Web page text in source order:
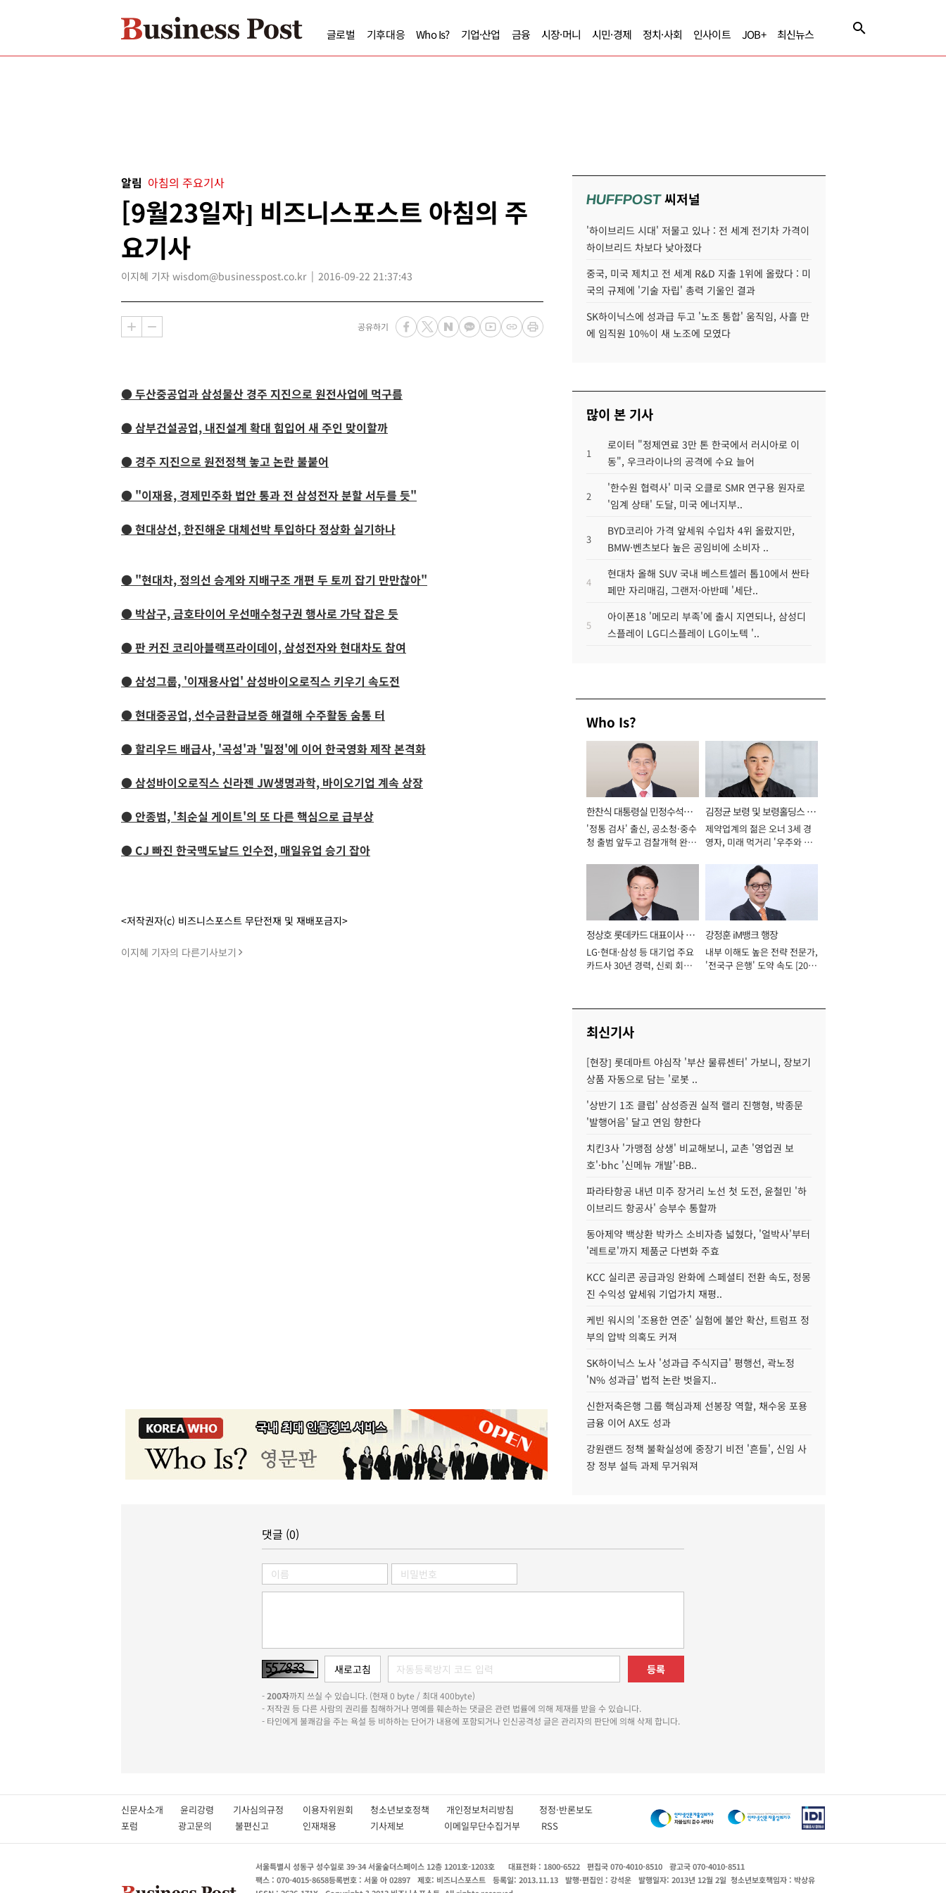
글로벌 기후대응 Who Is? 기업·산업 금융 시장·머니 시민·경제 정치·사회 인사이트 JOB+ 최신뉴스
알림 아침의 주요기사
[9월23일자] 비즈니스포스트 아침의 주
요기사
이지혜 기자 wisdom@businesspost.co.kr 2016-09-22 21:37:43
공유하기
● 두산중공업과 삼성물산 경주 지진으로 원전사업에 먹구름
● 삼부건설공업, 내진설계 확대 힘입어 새 주인 맞이할까
● 경주 지진으로 원전정책 놓고 논란 불붙어
● "이재용, 경제민주화 법안 통과 전 삼성전자 분할 서두를 듯"
● 현대상선, 한진해운 대체선박 투입하다 정상화 실기하나
● "현대차, 정의선 승계와 지배구조 개편 두 토끼 잡기 만만찮아"
● 박삼구, 금호타이어 우선매수청구권 행사로 가닥 잡은 듯
● 판 커진 코리아블랙프라이데이, 삼성전자와 현대차도 참여
● 삼성그룹, '이재용사업' 삼성바이오로직스 키우기 속도전
● 현대중공업, 선수금환급보증 해결해 수주활동 숨통 터
● 할리우드 배급사, '곡성'과 '밀정'에 이어 한국영화 제작 본격화
● 삼성바이오로직스 신라젠 JW생명과학, 바이오기업 계속 상장
● 안종범, '최순실 게이트'의 또 다른 핵심으로 급부상
● CJ 빠진 한국맥도날드 인수전, 매일유업 승기 잡아
<저작권자(c) 비즈니스포스트 무단전재 및 재배포금지>
이지혜 기자의 다른기사보기
HUFFPOST씨저널
'하이브리드 시대' 저물고 있나 : 전 세계 전기차 가격이
하이브리드 차보다 낮아졌다
중국, 미국 제치고 전 세계 R&D 지출 1위에 올랐다 : 미
국의 규제에 '기술 자립' 총력 기울인 결과
SK하이닉스에 성과급 두고 '노조 통합' 움직임, 사흘 만
에 임직원 10%이 새 노조에 모였다
많이 본 기사
1
로이터 "정제연료 3만 톤 한국에서 러시아로 이
동", 우크라이나의 공격에 수요 늘어
2
'한수원 협력사' 미국 오클로 SMR 연구용 원자로
'임계 상태' 도달, 미국 에너지부..
3
BYD코리아 가격 앞세워 수입차 4위 올랐지만,
BMW·벤츠보다 높은 공임비에 소비자 ..
4
현대차 올해 SUV 국내 베스트셀러 톱10에서 싼타
페만 자리매김, 그랜저·아반떼 '세단..
5
아이폰18 '메모리 부족'에 출시 지연되나, 삼성디
스플레이 LG디스플레이 LG이노텍 '..
Who Is?
한찬식 대통령실 민정수석비
서관
'정통 검사' 출신, 공소청·중수
청 출범 앞두고 검찰개혁 완수
김정균 보령 및 보령홀딩스 대
표이사 사장
제약업계의 젊은 오너 3세 경
영자, 미래 먹거리 '우주와 헬
정상호 롯데카드 대표이사 사
장
LG·현대·삼성 등 대기업 주요
카드사 30년 경력, 신뢰 회복
강정훈 iM뱅크 행장
내부 이해도 높은 전략 전문가,
'전국구 은행' 도약 속도 [2026
최신기사
[현장] 롯데마트 야심작 '부산 물류센터' 가보니, 장보기
상품 자동으로 담는 '로봇 ..
'상반기 1조 클럽' 삼성증권 실적 랠리 진행형, 박종문
'발행어음' 달고 연임 향한다
치킨3사 '가맹점 상생' 비교해보니, 교촌 '영업권 보
호'·bhc '신메뉴 개발'·BB..
파라타항공 내년 미주 장거리 노선 첫 도전, 윤철민 '하
이브리드 항공사' 승부수 통할까
동아제약 백상환 박카스 소비자층 넓혔다, '얼박사'부터
'레트로'까지 제품군 다변화 주효
KCC 실리콘 공급과잉 완화에 스페셜티 전환 속도, 정몽
진 수익성 앞세워 기업가치 재평..
케빈 워시의 '조용한 연준' 실험에 불안 확산, 트럼프 정
부의 압박 의혹도 커져
SK하이닉스 노사 '성과급 주식지급' 평행선, 곽노정
'N% 성과급' 법적 논란 벗을지..
신한저축은행 그룹 핵심과제 선봉장 역할, 채수웅 포용
금융 이어 AX도 성과
강원랜드 정책 불확실성에 중장기 비전 '흔들', 신임 사
장 정부 설득 과제 무거워져
댓글 (0)
등록
-200자까지 쓰실 수 있습니다. (현재 0 byte / 최대 400byte)
- 저작권 등 다른 사람의 권리를 침해하거나 명예를 훼손하는 댓글은 관련 법률에 의해 제재를 받을 수 있습니다.
- 타인에게 불쾌감을 주는 욕설 등 비하하는 단어가 내용에 포함되거나 인신공격성 글은 관리자의 판단에 의해 삭제 합니다.
신문사소개 윤리강령 기사심의규정 이용자위원회 청소년보호정책 개인정보처리방침 정정·반론보도
포럼
광고문의 불편신고 인재채용 기사제보 이메일무단수집거부 RSS
서울특별시 성동구 성수일로 39-34 서울숲더스페이스 12층 1201호-1203호 대표전화 : 1800-6522 편집국 070-4010-8510
광고국 070-4010-8511
팩스 : 070-4015-8658등록번호 : 서울 아 02897 제호: 비즈니스포스트 등록일: 2013.11.13 발행·편집인 : 강석운 발행일자: 2013년 12월 2일 청소년보호책임자 : 박상유